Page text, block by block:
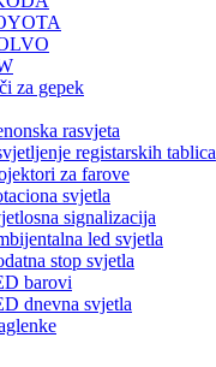
za gepek
rasvjeta
registarskih tablica
za farove
svjetla
signalizacija
led svjetla
stop svjetla
barovi
dnevna svjetla